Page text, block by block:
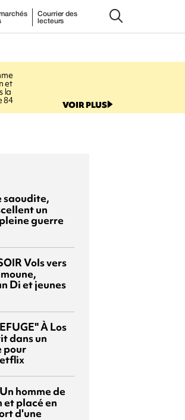
Courrier des
lecteurs
et
la
84 VOIR PLUS
saoudite,
un
guerre
Vols vers
Di et jeunes
À Los
dans un
pour
Un homme de
et placé en
d'une